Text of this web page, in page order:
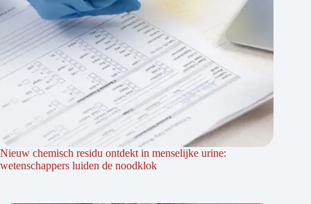
Nieuw chemisch residu ontdekt in menselijke urine:
wetenschappers luiden de noodklok